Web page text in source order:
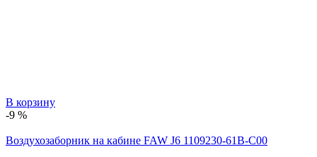
В корзину
-9 %
Воздухозаборник на кабине FAW J6 1109230-61B-C00